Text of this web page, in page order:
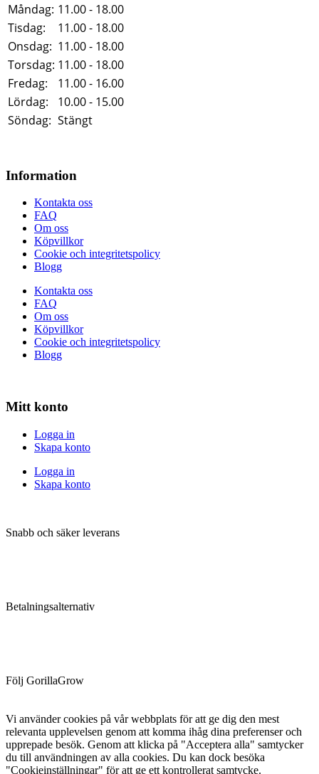
Måndag: 11.00 - 18.00
Tisdag:
11.00 - 18.00
Onsdag: 11.00 - 18.00
Torsdag: 11.00 - 18.00
Fredag:
11.00 - 16.00
Lördag:
10.00 - 15.00
Söndag: Stängt
Information
Kontakta oss
FAQ
Om oss
Köpvillkor
Cookie och integritetspolicy
Blogg
Kontakta oss
FAQ
Om oss
Köpvillkor
Cookie och integritetspolicy
Blogg
Mitt konto
Logga in
Skapa konto
Logga in
Skapa konto
Snabb och säker leverans
Betalningsalternativ
Följ GorillaGrow
Vi använder cookies på vår webbplats för att ge dig den mest
relevanta upplevelsen genom att komma ihåg dina preferenser och
upprepade besök. Genom att klicka på "Acceptera alla" samtycker
du till användningen av alla cookies. Du kan dock besöka
"Cookieinställningar" för att ge ett kontrollerat samtycke.